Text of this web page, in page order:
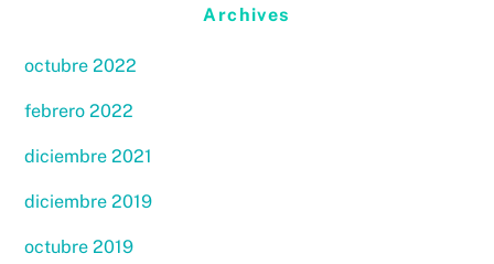
Archives
octubre 2022
febrero 2022
diciembre 2021
diciembre 2019
octubre 2019